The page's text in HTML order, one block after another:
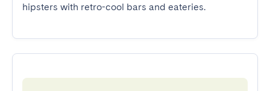
hipsters with retro-cool bars and eateries.